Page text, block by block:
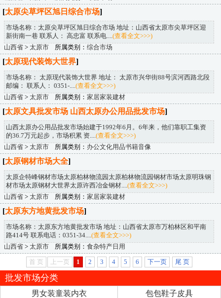
[太原尖草坪区旭日综合市场]
市场名称：太原尖草坪区旭日综合市场 地址：山西省太原市尖草坪区迎
新街南一巷 联系人： 高忠富 联系电.... (查看全文>>>)
山西省 > 太原市 所属类别： 综合市场
[太原现代装饰大世界]
市场名称： 太原现代装饰大世界 地址： 太原市兴华街88号滨河西路北段
邮编： 联系人： 0351-.... (查看全文>>>)
山西省 > 太原市 所属类别： 家居家装建材
[太原文具批发市场 山西太原办公用品批发市场]
山西太原办公用品批发市场始建于1992年6月。6年来，他们靠职工集资
的36.7万元起步，市场积累 资.... (查看全文>>>)
山西省 > 太原市 所属类别： 办公文化用品书籍音像
[太原钢材市场大全]
太原企特峰钢材市场太原柏林物流园太原柏林物流园钢材市场太原明珠钢
材市场太原钢材大世界太原许西冶金钢材.... (查看全文>>>)
山西省 > 太原市 所属类别： 家居家装建材
[太原东方地黄批发市场]
市场名称：太原东方地黄批发市场 地址：山西省太原市万柏林区和平南
路414号 联系电话：0351-34.... (查看全文>>>)
山西省 > 太原市 所属类别： 食杂特产日用
首 页 上一页 1 2 3 4 5 6 下一页 尾 页
批发市场分类
男女装童装内衣
包包鞋子皮具